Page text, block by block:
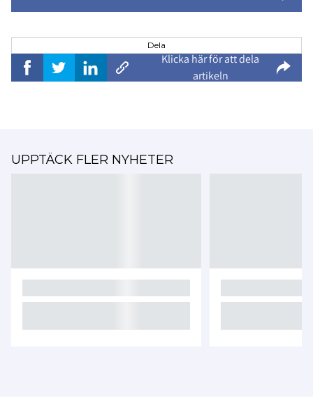
Dela
Klicka här för att dela
artikeln
UPPTÄCK FLER NYHETER